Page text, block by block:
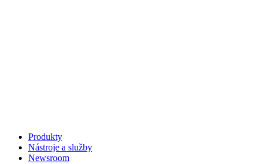
Produkty
Nástroje a služby
Newsroom